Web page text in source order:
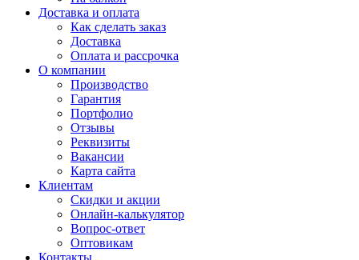
Доставка и оплата
Как сделать заказ
Доставка
Оплата и рассрочка
О компании
Производство
Гарантия
Портфолио
Отзывы
Реквизиты
Вакансии
Карта сайта
Клиентам
Скидки и акции
Онлайн-калькулятор
Вопрос-ответ
Оптовикам
Контакты